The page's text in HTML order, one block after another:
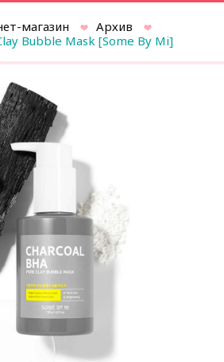
магазин
Архив
Bubble Mask [Some By Mi]